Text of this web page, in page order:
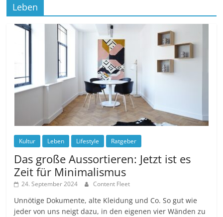
Leben
Kultur Leben Lifestyle Ratgeber
Das große Aussortieren: Jetzt ist es
Zeit für Minimalismus
24. September 2024 Content Fleet
Unnötige Dokumente, alte Kleidung und Co. So gut wie
jeder von uns neigt dazu, in den eigenen vier Wänden zu